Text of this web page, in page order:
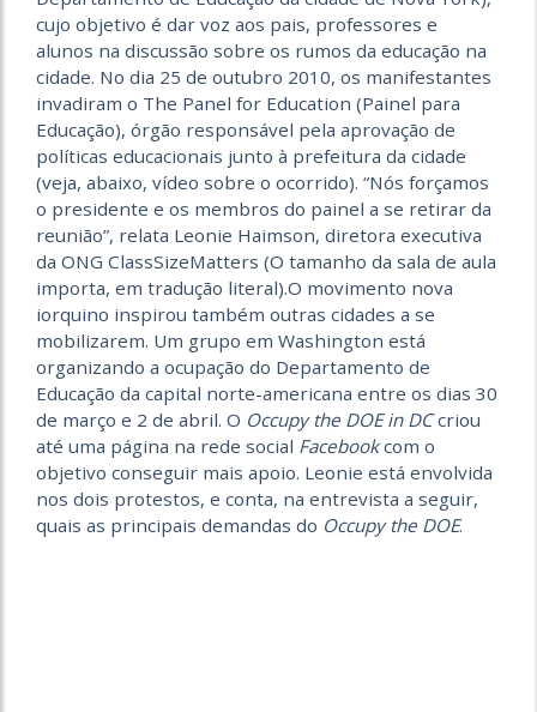
cujo objetivo é dar voz aos pais, professores e
alunos na discussão sobre os rumos da educação na
cidade. No dia 25 de outubro 2010, os manifestantes
invadiram o The Panel for Education (Painel para
Educação), órgão responsável pela aprovação de
políticas educacionais junto à prefeitura da cidade
(veja, abaixo, vídeo sobre o ocorrido). “Nós forçamos
o presidente e os membros do painel a se retirar da
reunião”, relata Leonie Haimson, diretora executiva
da ONG ClassSizeMatters (O tamanho da sala de aula
importa, em tradução literal).O movimento nova
iorquino inspirou também outras cidades a se
mobilizarem. Um grupo em Washington está
organizando a ocupação do Departamento de
Educação da capital norte-americana entre os dias 30
de março e 2 de abril. O Occupy the DOE in DCcriou
até uma página na rede social Facebookcom o
objetivo conseguir mais apoio. Leonie está envolvida
nos dois protestos, e conta, na entrevista a seguir,
quais as principais demandas do Occupy the DOE.